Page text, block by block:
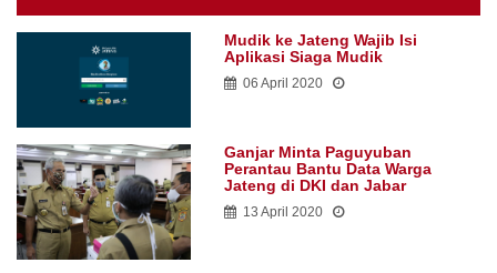
Mudik ke Jateng Wajib Isi
Aplikasi Siaga Mudik
06 April 2020
Ganjar Minta Paguyuban
Perantau Bantu Data Warga
Jateng di DKI dan Jabar
13 April 2020